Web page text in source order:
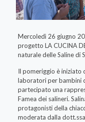
Mercoledì 26 giugno
progetto LA CUCINA
naturale delle Saline di
Il pomeriggio è iniziato
laboratori per bambini
partecipato una
Famea dei salineri.
protagonisti della
moderata dalla